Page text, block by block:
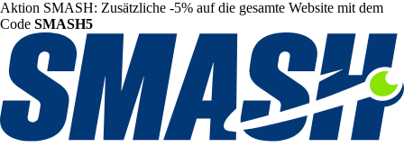
Aktion SMASH: Zusätzliche -5% auf die gesamte Website mit dem
Code SMASH5